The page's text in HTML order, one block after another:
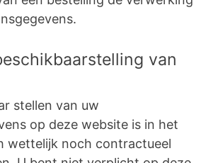
van
stellen van uw
op deze website is in het
wettelijk noch contractueel